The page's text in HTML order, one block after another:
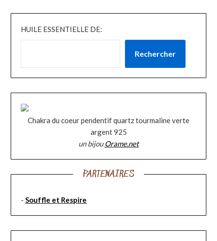
HUILE ESSENTIELLE DE:
Rechercher
Chakra du coeur pendentif quartz tourmaline verte
argent 925
un bijouOrame.net
PARTENAIRES
-Souffle et Respire